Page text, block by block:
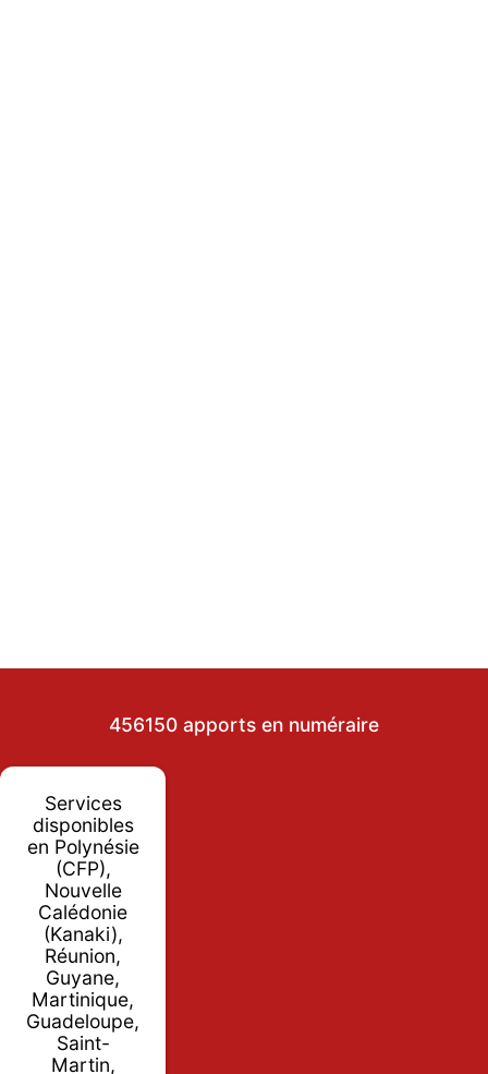
456150 apports en numéraire
Services
disponibles
en Polynésie
(CFP),
Nouvelle
Calédonie
(Kanaki),
Réunion,
Guyane,
Martinique,
Guadeloupe,
Saint-
Martin,